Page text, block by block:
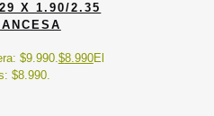
X 1.90/2.35
$9.990. $8.990El
$8.990.